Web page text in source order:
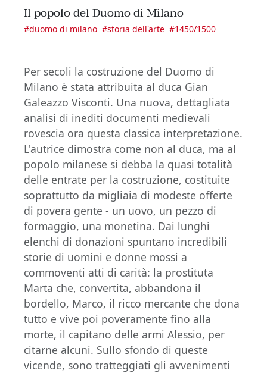
Il popolo del Duomo di Milano
#duomo di milano #storia dell'arte #1450/1500
Per secoli la costruzione del Duomo di
Milano è stata attribuita al duca Gian
Galeazzo Visconti. Una nuova, dettagliata
analisi di inediti documenti medievali
rovescia ora questa classica interpretazione.
L'autrice dimostra come non al duca, ma al
popolo milanese si debba la quasi totalità
delle entrate per la costruzione, costituite
soprattutto da migliaia di modeste offerte
di povera gente - un uovo, un pezzo di
formaggio, una monetina. Dai lunghi
elenchi di donazioni spuntano incredibili
storie di uomini e donne mossi a
commoventi atti di carità: la prostituta
Marta che, convertita, abbandona il
bordello, Marco, il ricco mercante che dona
tutto e vive poi poveramente fino alla
morte, il capitano delle armi Alessio, per
citarne alcuni. Sullo sfondo di queste
vicende, sono tratteggiati gli avvenimenti